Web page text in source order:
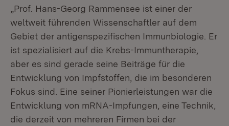
„Prof. Hans-Georg Rammensee ist einer der
weltweit führenden Wissenschaftler auf dem
Gebiet der antigenspezifischen Immunbiologie. Er
ist spezialisiert auf die Krebs-Immuntherapie,
aber es sind gerade seine Beiträge für die
Entwicklung von Impfstoffen, die im besonderen
Fokus sind. Eine seiner Pionierleistungen war die
Entwicklung von mRNA-Impfungen, eine Technik,
die derzeit von mehreren Firmen bei der